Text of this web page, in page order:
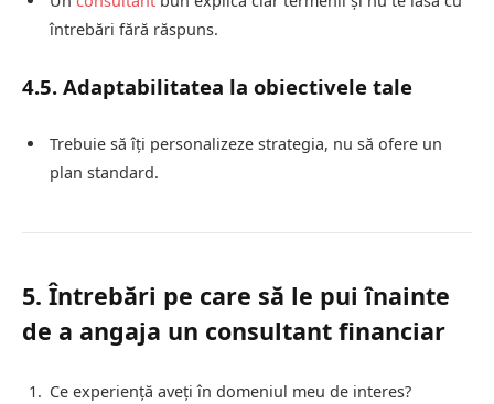
întrebări fără răspuns.
4.5. Adaptabilitatea la obiectivele tale
Trebuie să îți personalizeze strategia, nu să ofere un
plan standard.
5. Întrebări pe care să le pui înainte
de a angaja un consultant financiar
Ce experiență aveți în domeniul meu de interes?